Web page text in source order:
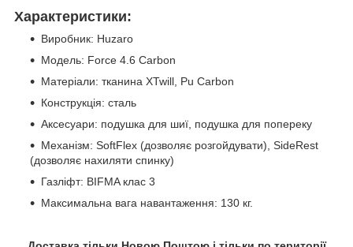
Характеристики:
Виробник: Huzaro
Модель: Force 4.6 Carbon
Матеріали: тканина XTwill, Pu Carbon
Конструкція: сталь
Аксесуари: подушка для шиї, подушка для попереку
Механізм: SoftFlex (дозволяє розгойдувати), SideRest
(дозволяє нахиляти спинку)
Газліфт: BIFMA клас 3
Максимальна вага навантаження: 130 кг.